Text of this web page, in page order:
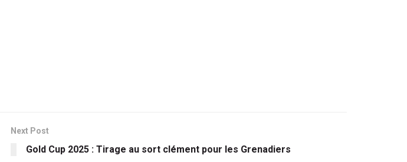
Next Post
Gold Cup 2025 : Tirage au sort clément pour les Grenadiers